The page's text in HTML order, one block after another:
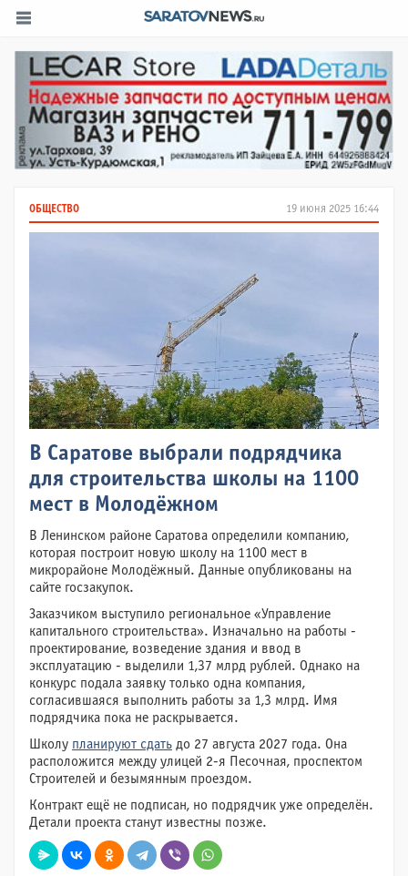
19 июня 2025 16:44
ОБЩЕСТВО
В Саратове выбрали подрядчика
для строительства школы на 1100
мест в Молодёжном
В Ленинском районе Саратова определили компанию,
которая построит новую школу на 1100 мест в
микрорайоне Молодёжный. Данные опубликованы на
сайте госзакупок.
Заказчиком выступило региональное «Управление
капитального строительства». Изначально на работы -
проектирование, возведение здания и ввод в
эксплуатацию - выделили 1,37 млрд рублей. Однако на
конкурс подала заявку только одна компания,
согласившаяся выполнить работы за 1,3 млрд. Имя
подрядчика пока не раскрывается.
Школу планируют сдать до 27 августа 2027 года. Она
расположится между улицей 2-я Песочная, проспектом
Строителей и безымянным проездом.
Контракт ещё не подписан, но подрядчик уже определён.
Детали проекта станут известны позже.